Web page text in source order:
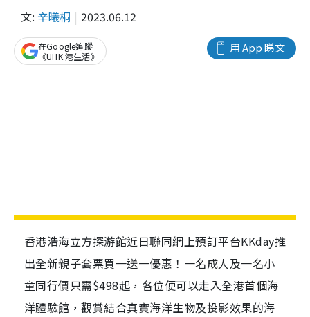
文: 辛曦桐 2023.06.12
用 App 睇文
在Google追蹤
《UHK 港生活》
香港浩海立方探游館近日聯同網上預訂平台KKday推
出全新親子套票買一送一優惠！一名成人及一名小
童同行價只需$498起，各位便可以走入全港首個海
洋體驗館，觀賞結合真實海洋生物及投影效果的海